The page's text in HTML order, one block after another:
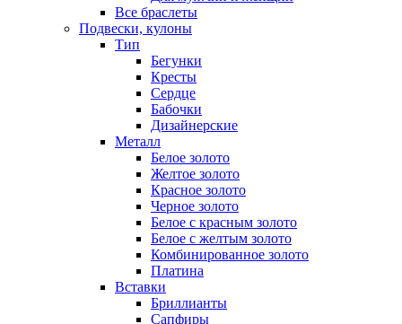
Все браслеты
Подвески, кулоны
Тип
Бегунки
Кресты
Сердце
Бабочки
Дизайнерские
Металл
Белое золото
Желтое золото
Красное золото
Черное золото
Белое с красным золото
Белое с желтым золото
Комбинированное золото
Платина
Вставки
Бриллианты
Сапфиры